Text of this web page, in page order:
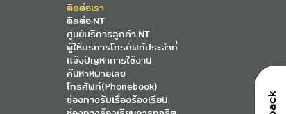
ติดต่อเรา
ติดต่อ NT
ศูนย์บริการลูกค้า NT
ผู้ให้บริการโทรศัพท์ประจำที่
แจ้งปัญหาการใช้งาน
ค้นหาหมายเลข
โทรศัพท์(Phonebook)
ช่องทางรับเรื่องร้องเรียน